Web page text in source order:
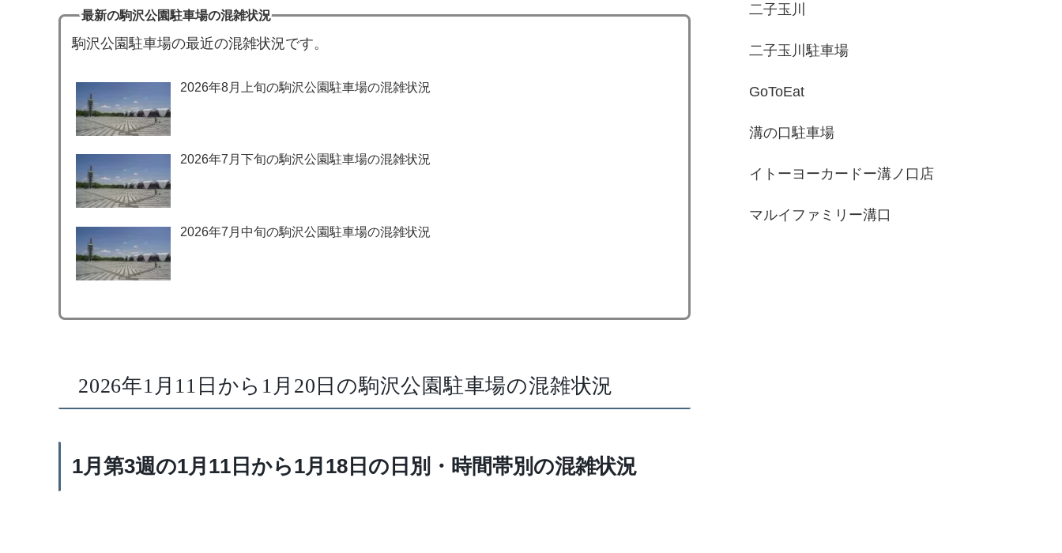
最新の駒沢公園駐車場の混雑状況
駒沢公園駐車場の最近の混雑状況です。
2026年8月上旬の駒沢公園駐車場の混雑状況
2026年7月下旬の駒沢公園駐車場の混雑状況
2026年7月中旬の駒沢公園駐車場の混雑状況
2026年1月11日から1月20日の駒沢公園駐車場の混雑状況
1月第3週の1月11日から1月18日の日別・時間帯別の混雑状況
二子玉川
二子玉川駐車場
GoToEat
溝の口駐車場
イトーヨーカードー溝ノ口店
マルイファミリー溝口